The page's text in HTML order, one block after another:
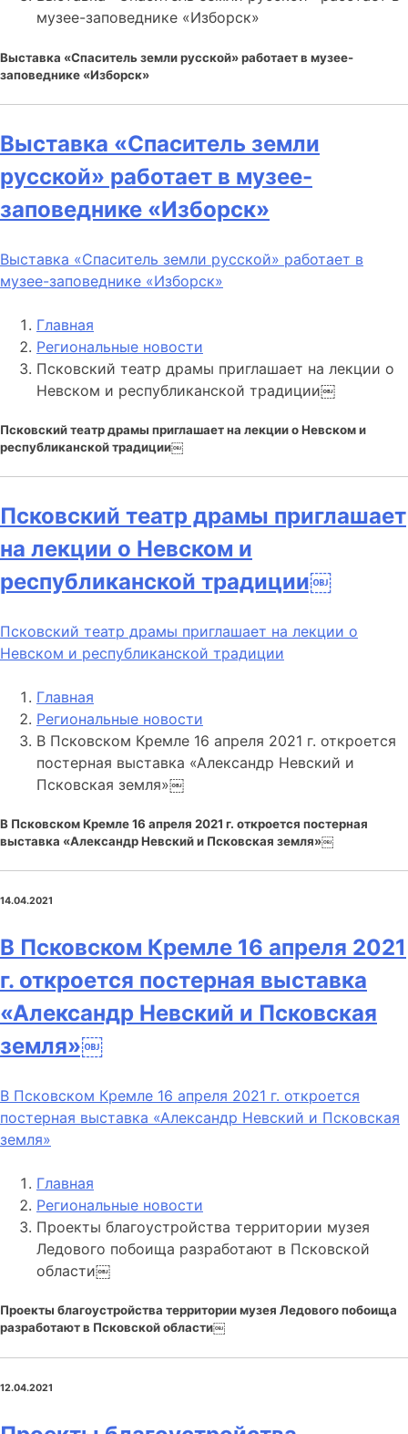
музее-заповеднике «Изборск»
Выставка «Спаситель земли русской» работает в музее-
заповеднике «Изборск»
Выставка «Спаситель земли
русской» работает в музее-
заповеднике «Изборск»
Выставка «Спаситель земли русской» работает в
музее-заповеднике «Изборск»
Главная
Региональные новости
Псковский театр драмы приглашает на лекции о
Невском и республиканской традиции￼
Псковский театр драмы приглашает на лекции о Невском и
республиканской традиции￼
Псковский театр драмы приглашает
на лекции о Невском и
республиканской традиции￼
Псковский театр драмы приглашает на лекции о
Невском и республиканской традиции
Главная
Региональные новости
В Псковском Кремле 16 апреля 2021 г. откроется
постерная выставка «Александр Невский и
Псковская земля»￼
В Псковском Кремле 16 апреля 2021 г. откроется постерная
выставка «Александр Невский и Псковская земля»￼
14.04.2021
В Псковском Кремле 16 апреля 2021
г. откроется постерная выставка
«Александр Невский и Псковская
земля»￼
В Псковском Кремле 16 апреля 2021 г. откроется
постерная выставка «Александр Невский и Псковская
земля»
Главная
Региональные новости
Проекты благоустройства территории музея
Ледового побоища разработают в Псковской
области￼
Проекты благоустройства территории музея Ледового побоища
разработают в Псковской области￼
12.04.2021